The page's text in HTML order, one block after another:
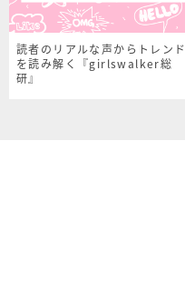
読者のリアルな声からトレンド
を読み解く『girlswalker総
研』